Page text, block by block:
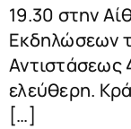
19.30 στην
Εκδηλώσεων
Αντιστάσεως
ελεύθερη.
[…]